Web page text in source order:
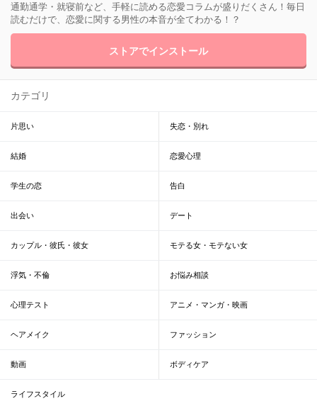
通勤通学・就寝前など、手軽に読める恋愛コラムが盛りだくさん！毎日
読むだけで、恋愛に関する男性の本音が全てわかる！？
ストアでインストール
カテゴリ
片思い 失恋・別れ
結婚 恋愛心理
学生の恋 告白
出会い デート
カップル・彼氏・彼女 モテる女・モテない女
浮気・不倫 お悩み相談
心理テスト アニメ・マンガ・映画
ヘアメイク ファッション
動画 ボディケア
ライフスタイル